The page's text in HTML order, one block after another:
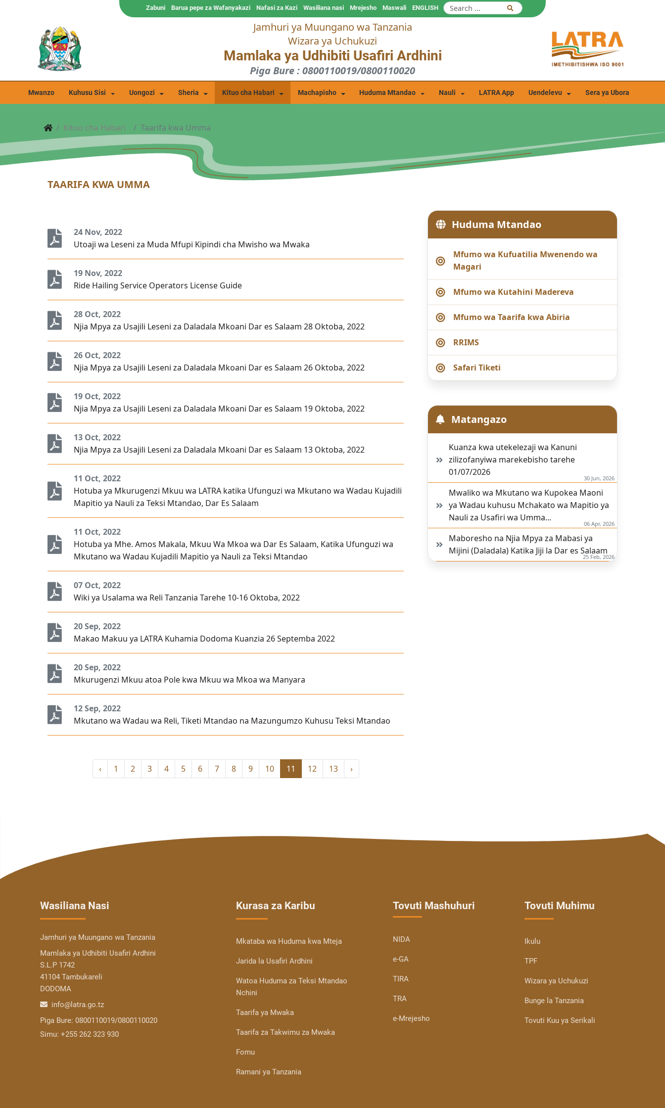
ENGLISH
Maswali
Mrejesho
Wasiliana nasi
Nafasi za Kazi
Barua pepe za Wafanyakazi
Zabuni
Jamhuri ya Muungano wa Tanzania
Wizara ya Uchukuzi
Mamlaka ya Udhibiti Usafiri Ardhini
Piga Bure : 0800110019/0800110020
Mwanzo Kuhusu Sisi Uongozi Sheria Kituo cha Habari Machapisho Huduma Mtandao Nauli LATRA App Uendelevu Sera ya Ubora
Kituo cha Habari Taarifa kwa Umma
TAARIFA KWA UMMA
24 Nov, 2022
Utoaji wa Leseni za Muda Mfupi Kipindi cha Mwisho wa Mwaka
19 Nov, 2022
Ride Hailing Service Operators License Guide
28 Oct, 2022
Njia Mpya za Usajili Leseni za Daladala Mkoani Dar es Salaam 28 Oktoba, 2022
26 Oct, 2022
Njia Mpya za Usajili Leseni za Daladala Mkoani Dar es Salaam 26 Oktoba, 2022
19 Oct, 2022
Njia Mpya za Usajili Leseni za Daladala Mkoani Dar es Salaam 19 Oktoba, 2022
13 Oct, 2022
Njia Mpya za Usajili Leseni za Daladala Mkoani Dar es Salaam 13 Oktoba, 2022
11 Oct, 2022
Hotuba ya Mkurugenzi Mkuu wa LATRA katika Ufunguzi wa Mkutano wa Wadau Kujadili
Mapitio ya Nauli za Teksi Mtandao, Dar Es Salaam
11 Oct, 2022
Hotuba ya Mhe. Amos Makala, Mkuu Wa Mkoa wa Dar Es Salaam, Katika Ufunguzi wa
Mkutano wa Wadau Kujadili Mapitio ya Nauli za Teksi Mtandao
07 Oct, 2022
Wiki ya Usalama wa Reli Tanzania Tarehe 10-16 Oktoba, 2022
20 Sep, 2022
Makao Makuu ya LATRA Kuhamia Dodoma Kuanzia 26 Septemba 2022
20 Sep, 2022
Mkurugenzi Mkuu atoa Pole kwa Mkuu wa Mkoa wa Manyara
12 Sep, 2022
Mkutano wa Wadau wa Reli, Tiketi Mtandao na Mazungumzo Kuhusu Teksi Mtandao
‹ 1 2 3 4 5 6 7 8 9 10 11 12 13 ›
Huduma Mtandao
Mfumo wa Kufuatilia Mwenendo wa
Magari
Mfumo wa Kutahini Madereva
Mfumo wa Taarifa kwa Abiria
RRIMS
Safari Tiketi
Matangazo
Kuanza kwa utekelezaji wa Kanuni
zilizofanyiwa marekebisho tarehe
01/07/2026
30 Jun, 2026
Mwaliko wa Mkutano wa Kupokea Maoni
ya Wadau kuhusu Mchakato wa Mapitio ya
Nauli za Usafiri wa Umma...
06 Apr, 2026
Maboresho na Njia Mpya za Mabasi ya
Mijini (Daladala) Katika Jiji la Dar es Salaam
25 Feb, 2026
Wasiliana Nasi
Jamhuri ya Muungano wa Tanzania
Mamlaka ya Udhibiti Usafiri Ardhini
S.L.P 1742
41104 Tambukareli
DODOMA
info@latra.go.tz
Piga Bure: 0800110019/0800110020
Simu: +255 262 323 930
Kurasa za Karibu
Mkataba wa Huduma kwa Mteja
Jarida la Usafiri Ardhini
Watoa Huduma za Teksi Mtandao
Nchini
Taarifa ya Mwaka
Taarifa za Takwimu za Mwaka
Fomu
Ramani ya Tanzania
Tovuti Mashuhuri
NIDA
e-GA
TIRA
TRA
e-Mrejesho
Tovuti Muhimu
Ikulu
TPF
Wizara ya Uchukuzi
Bunge la Tanzania
Tovuti Kuu ya Serikali